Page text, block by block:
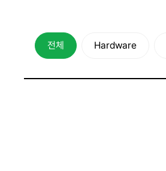
전체 Hardware